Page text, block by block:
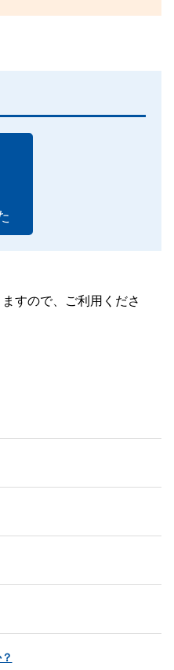
すので、ご利用くださ